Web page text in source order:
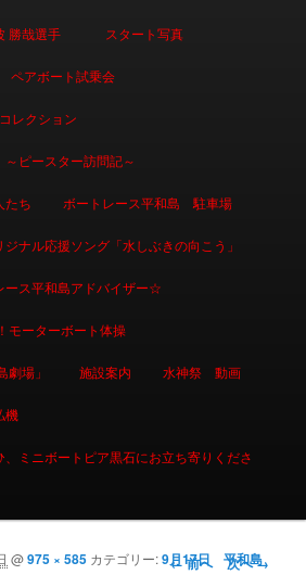
勝哉選手 スタート写真
ペアボート試乗会
レクション
ピースター訪問記～
たち ボートレース平和島 駐車場
ナル応援ソング「水しぶきの向こう」
ス平和島アドバイザー☆
モーターボート体操
場」 施設案内 水神祭 動画
機
ミニボートピア黒石にお立ち寄りくださ
画像ナビゲーシ
← 前へ 次へ →
@975 × 585 カテゴリー:9月17日 平和島